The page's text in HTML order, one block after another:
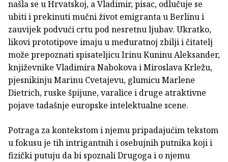
našla se u Hrvatskoj, a Vladimir, pisac, odlučuje se
ubiti i prekinuti mučni život emigranta u Berlinu i
zauvijek podvući crtu pod nesretnu ljubav. Ukratko,
likovi prototipove imaju u međuratnoj zbilji i čitatelj
može prepoznati spisateljicu Irinu Kuninu Aleksander,
književnike Vladimira Nabokova i Miroslava Krležu,
pjesnikinju Marinu Cvetajevu, glumicu Marlene
Dietrich, ruske špijune, varalice i druge atraktivne
pojave tadašnje europske intelektualne scene.
Potraga za kontekstom i njemu pripadajućim tekstom
u fokusu je tih intrigantnih i osebujnih putnika koji i
fizički putuju da bi spoznali Drugoga i o njemu